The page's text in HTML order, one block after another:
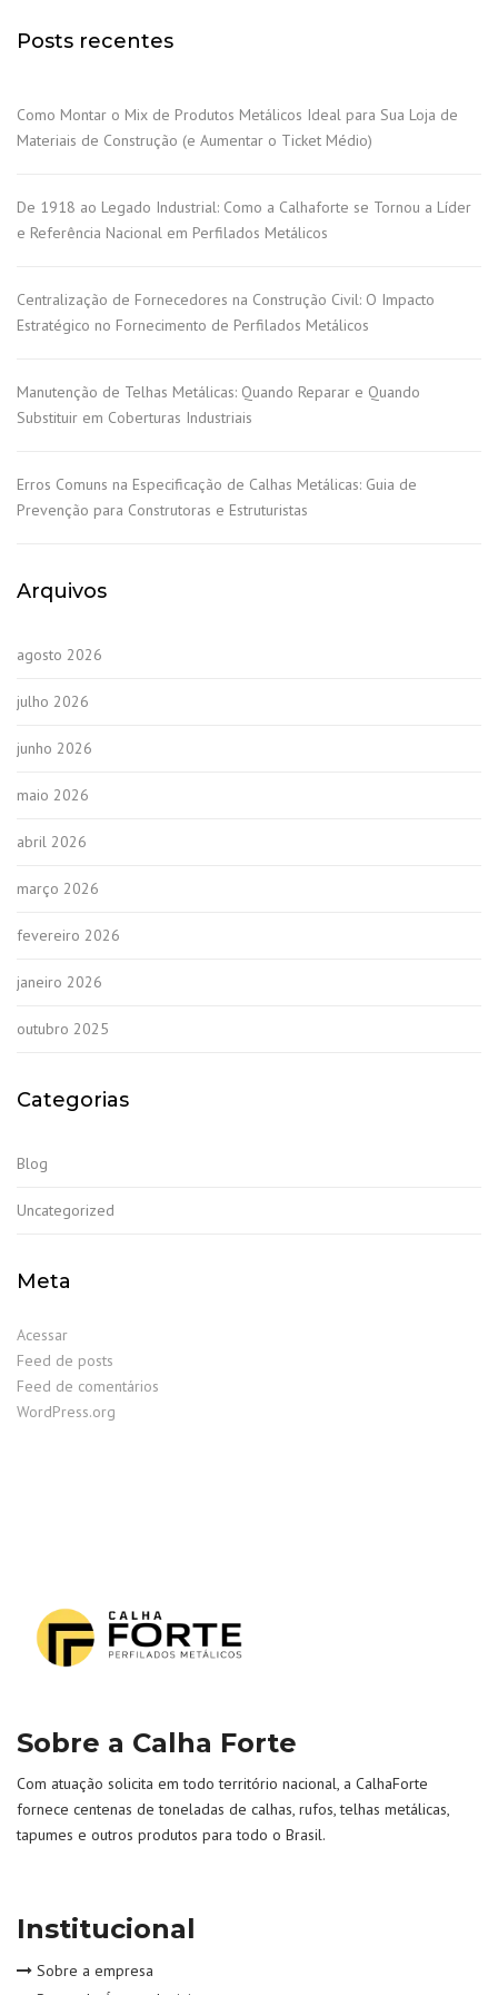
Posts recentes
Como Montar o Mix de Produtos Metálicos Ideal para Sua Loja de
Materiais de Construção (e Aumentar o Ticket Médio)
De 1918 ao Legado Industrial: Como a Calhaforte se Tornou a Líder
e Referência Nacional em Perfilados Metálicos
Centralização de Fornecedores na Construção Civil: O Impacto
Estratégico no Fornecimento de Perfilados Metálicos
Manutenção de Telhas Metálicas: Quando Reparar e Quando
Substituir em Coberturas Industriais
Erros Comuns na Especificação de Calhas Metálicas: Guia de
Prevenção para Construtoras e Estruturistas
Arquivos
agosto 2026
julho 2026
junho 2026
maio 2026
abril 2026
março 2026
fevereiro 2026
janeiro 2026
outubro 2025
Categorias
Blog
Uncategorized
Meta
Acessar
Feed de posts
Feed de comentários
WordPress.org
Sobre a Calha Forte
Com atuação solicita em todo território nacional, a CalhaForte
fornece centenas de toneladas de calhas, rufos, telhas metálicas,
tapumes e outros produtos para todo o Brasil.
Institucional
Sobre a empresa